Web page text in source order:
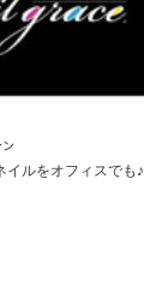
イルをオフィスでも♪